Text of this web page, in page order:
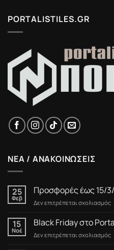
PORTALISTILES.GR
ΝΕΑ / ΑΝΑΚΟΙΝΩΣΕΙΣ
25
Φεβ
Προσφορές έως 15/
Δεν επιτρέπεται σχολιασμός
15
Νοέ
Black Friday στο
Δεν επιτρέπεται σχολιασμός